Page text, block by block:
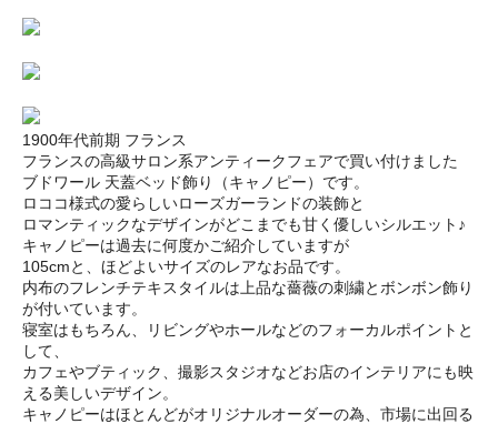
1900年代前期 フランス
フランスの高級サロン系アンティークフェアで買い付けました
ブドワール 天蓋ベッド飾り（キャノピー）です。
ロココ様式の愛らしいローズガーランドの装飾と
ロマンティックなデザインがどこまでも甘く優しいシルエット♪
キャノピーは過去に何度かご紹介していますが
105cmと、ほどよいサイズのレアなお品です。
内布のフレンチテキスタイルは上品な薔薇の刺繍とボンボン飾り
が付いています。
寝室はもちろん、リビングやホールなどのフォーカルポイントと
して、
カフェやブティック、撮影スタジオなどお店のインテリアにも映
える美しいデザイン。
キャノピーはほとんどがオリジナルオーダーの為、市場に出回る